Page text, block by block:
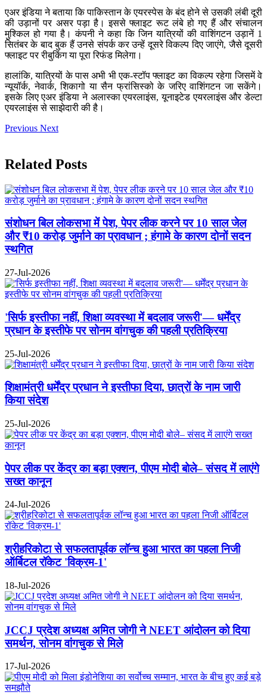
एअर इंडिया ने बताया कि पाकिस्तान के एयरस्पेस के बंद होने से उसकी लंबी दूरी
की उड़ानों पर असर पड़ा है। इससे फ्लाइट रूट लंबे हो गए हैं और संचालन
मुश्किल हो गया है। कंपनी ने कहा कि जिन यात्रियों की वाशिंगटन उड़ानें 1
सितंबर के बाद बुक हैं उनसे संपर्क कर उन्हें दूसरे विकल्प दिए जाएंगे, जैसे दूसरी
फ्लाइट पर रीबुकिंग या पूरा रिफंड मिलेगा।
हालांकि, यात्रियों के पास अभी भी एक-स्टॉप फ्लाइट का विकल्प रहेगा जिसमें वे
न्यूयॉर्क, नेवार्क, शिकागो या सैन फ्रांसिस्को के जरिए वाशिंगटन जा सकेंगे।
इसके लिए एअर इंडिया ने अलास्का एयरलाइंस, यूनाइटेड एयरलाइंस और डेल्टा
एयरलाइंस से साझेदारी की है।
Previous Next
Related Posts
संशोधन बिल लोकसभा में पेश, पेपर लीक करने पर 10 साल जेल
और ₹10 करोड़ जुर्माने का प्रावधान ; हंगामे के कारण दोनों सदन
स्थगित
27-Jul-2026
'सिर्फ इस्तीफा नहीं, शिक्षा व्यवस्था में बदलाव जरूरी'— धर्मेंद्र
प्रधान के इस्तीफे पर सोनम वांगचुक की पहली प्रतिक्रिया
25-Jul-2026
शिक्षामंत्री धर्मेंद्र प्रधान ने इस्तीफा दिया, छात्रों के नाम जारी
किया संदेश
25-Jul-2026
पेपर लीक पर केंद्र का बड़ा एक्शन, पीएम मोदी बोले– संसद में लाएंगे
सख्त कानून
24-Jul-2026
श्रीहरिकोटा से सफलतापूर्वक लॉन्च हुआ भारत का पहला निजी
ऑर्बिटल रॉकेट 'विक्रम-1'
18-Jul-2026
JCCJ प्रदेश अध्यक्ष अमित जोगी ने NEET आंदोलन को दिया
समर्थन, सोनम वांगचुक से मिले
17-Jul-2026